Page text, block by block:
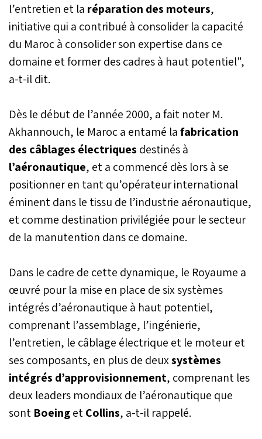
l’entretien et la réparation des moteurs,
initiative qui a contribué à consolider la capacité
du Maroc à consolider son expertise dans ce
domaine et former des cadres à haut potentiel",
a-t-il dit.
Dès le début de l’année 2000, a fait noter M.
Akhannouch, le Maroc a entamé lafabrication
des câblages électriques destinés à
l’aéronautique, et a commencé dès lors à se
positionner en tant qu’opérateur international
éminent dans le tissu de l’industrie aéronautique,
et comme destination privilégiée pour le secteur
de la manutention dans ce domaine.
Dans le cadre de cette dynamique, le Royaume a
œuvré pour la mise en place de six systèmes
intégrés d’aéronautique à haut potentiel,
comprenant l’assemblage, l’ingénierie,
l’entretien, le câblage électrique et le moteur et
ses composants, en plus de deuxsystèmes
intégrés d’approvisionnement, comprenant les
deux leaders mondiaux de l’aéronautique que
sont BoeingetCollins, a-t-il rappelé.